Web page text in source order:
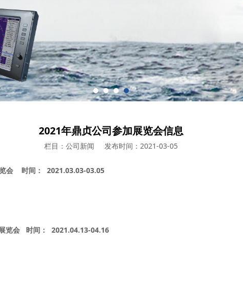
2021年鼎贞公司参加展览会信息
栏目：公司新闻 发布时间：2021-03-05
会 时间： 2021.03.03-03.05
览会 时间： 2021.04.13-04.16